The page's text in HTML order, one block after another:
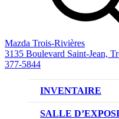
Mazda Trois-Rivières
3135 Boulevard Saint-Jean,
377-5844
INVENTAIRE
VÉHICULES
SALLE